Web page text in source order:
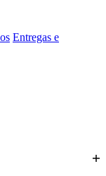
Entregas e